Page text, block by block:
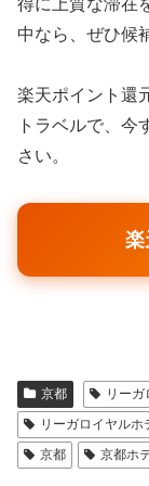
中なら、ぜひ候
楽天ポイント還
トラベルで、今
さい。
楽
京都
リーガ
リーガロイヤルホ
京都
京都ホ